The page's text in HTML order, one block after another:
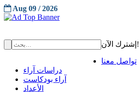
Aug 09 / 2026
إشترك الآن!
تواصل معنا
دراسات آراء
آراء بودكاست
الأعداد